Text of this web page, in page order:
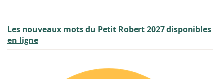
Les nouveaux mots du Petit Robert 2027 disponibles
en ligne